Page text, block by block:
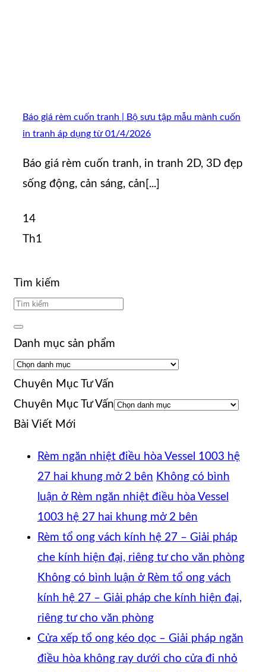
Báo giá rèm cuốn tranh | Bộ sưu tập mẫu mành cuốn
in tranh áp dụng từ 01/4/2026
Báo giá rèm cuốn tranh, in tranh 2D, 3D đẹp
sống động, cản sáng, cản[...]
14
Th1
Tìm kiếm
Danh mục sản phẩm
Chuyên Mục Tư Vấn
Chuyên Mục Tư Vấn
Bài Viết Mới
Rèm ngăn nhiệt điều hòa Vessel 1003 hệ
27 hai khung mở 2 bên Không có bình
luận ở Rèm ngăn nhiệt điều hòa Vessel
1003 hệ 27 hai khung mở 2 bên
Rèm tổ ong vách kính hệ 27 – Giải pháp
che kính hiện đại, riêng tư cho văn phòng
Không có bình luận ở Rèm tổ ong vách
kính hệ 27 – Giải pháp che kính hiện đại,
riêng tư cho văn phòng
Cửa xếp tổ ong kéo dọc – Giải pháp ngăn
điều hòa không ray dưới cho cửa đi nhỏ